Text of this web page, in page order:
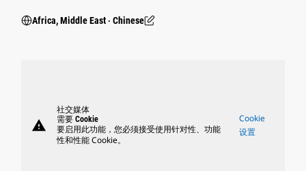
Africa, Middle East ‧ Chinese
warning
社交媒体
需要 Cookie
要启用此功能，您必须接受使用针对性、功能
性和性能 Cookie。
Cookie
设置